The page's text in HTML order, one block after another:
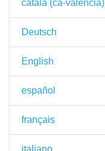
català (ca-valencia)
Deutsch
English
español
français
italiano